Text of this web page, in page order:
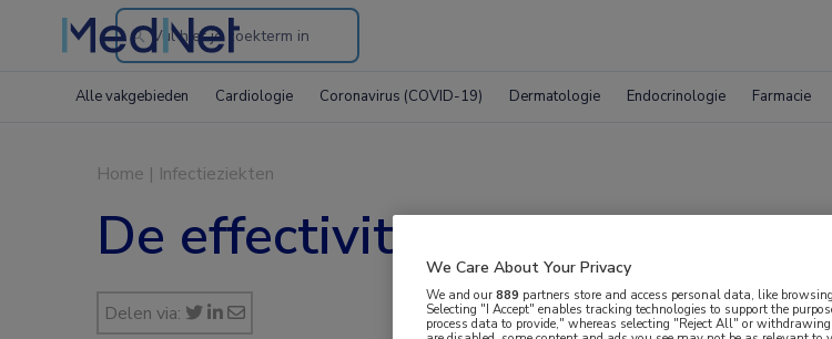
Search
the
Alle vakgebieden Cardiologie Coronavirus (COVID-19) Dermatologie Endocrinologie Farmacie
Home | Infectieziekten
De effectiviteit van de
Delen via:
We Care About Your Privacy
We and our889 partners store and access personal data, like
Selecting "I Accept" enables tracking technologies to support the
process data to provide," whereas selecting "Reject All" or